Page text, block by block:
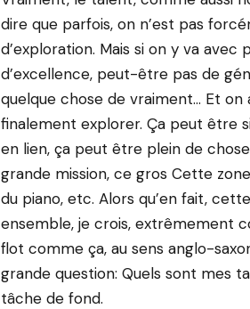
dire que parfois, on n’est pas
d’exploration. Mais si on y va
d’excellence, peut-être pas de
quelque chose de vraiment… Et
finalement explorer. Ça peut être
en lien, ça peut être plein de
grande mission, ce gros Cette
du piano, etc. Alors qu’en fait,
ensemble, je crois, extrêmement
flot comme ça, au sens anglo-
grande question: Quels sont mes
tâche de fond.